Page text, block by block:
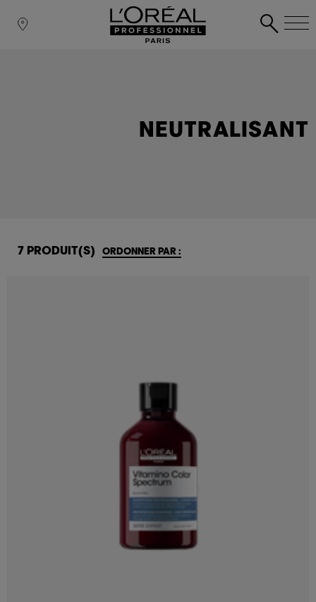
NEUTRALISANT
7 PRODUIT(S) ORDONNER PAR :